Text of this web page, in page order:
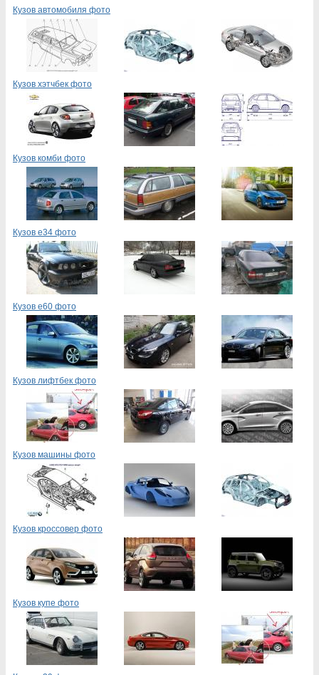
Кузов автомобиля фото
Кузов хэтчбек фото
Кузов комби фото
Кузов е34 фото
Кузов е60 фото
Кузов лифтбек фото
Кузов машины фото
Кузов кроссовер фото
Кузов купе фото